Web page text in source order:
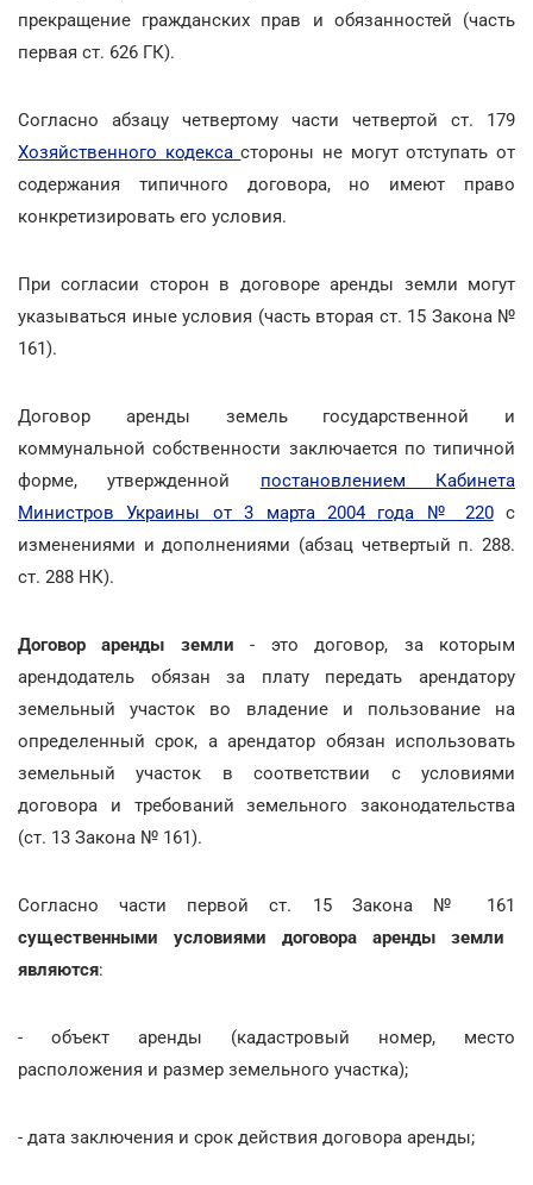
прекращение гражданских прав и обязанностей (часть
первая ст. 626 ГК).
Согласно абзацу четвертому части четвертой ст. 179
Хозяйственного кодексастороны не могут отступать от
содержания типичного договора, но имеют право
конкретизировать его условия.
При согласии сторон в договоре аренды земли могут
указываться иные условия (часть вторая ст. 15 Закона №
161).
Договор аренды земель государственной и
коммунальной собственности заключается по типичной
форме, утвержденной постановлением Кабинета
Министров Украины от 3 марта 2004 года № 220с
изменениями и дополнениями (абзац четвертый п. 288.
ст. 288 НК).
Договор аренды земли- это договор, за которым
арендодатель обязан за плату передать арендатору
земельный участок во владение и пользование на
определенный срок, а арендатор обязан использовать
земельный участок в соответствии с условиями
договора и требований земельного законодательства
(ст. 13 Закона № 161).
Согласно части первой ст. 15 Закона № 161
существенными условиями договора аренды земли
являются:
- объект аренды (кадастровый номер, место
расположения и размер земельного участка);
- дата заключения и срок действия договора аренды;